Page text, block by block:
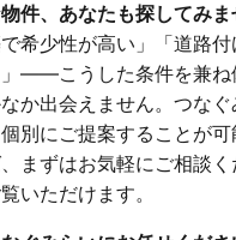
件、あなたも探してみま
で希少性が高い」「道路
——こうした条件を兼ね
か出会えません。つな
別にご提案することが
まずはお気軽にご相談
いただけます。